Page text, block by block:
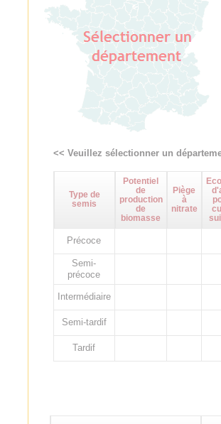
<< Veuillez sélectionner un
Type de
semis
Potentiel
de
production
de
biomasse
Piège
à
nitrate
Précoce
Semi-
précoce
Intermédiaire
Semi-tardif
Tardif